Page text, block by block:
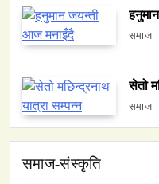
समाज
सेतो
समाज
समाज-संस्कृति
हनुमान